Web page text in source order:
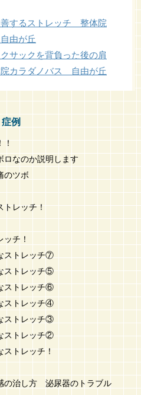
するストレッチ 整体院
由が丘
サックを背負った後の肩
カラダノバス 自由が丘
例
！
ロなのか説明します
のツボ
トレッチ！
チ！
ストレッチ⑦
ストレッチ⑤
ストレッチ⑥
ストレッチ④
ストレッチ③
ストレッチ②
ストレッチ！
治し方 泌尿器のトラブル